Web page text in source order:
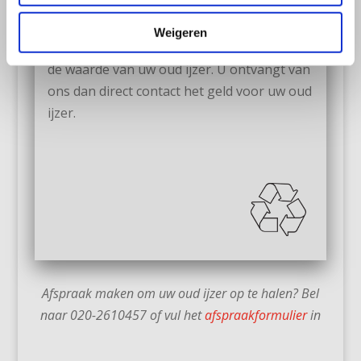
Weigeren
Contact afrekenen
Bij het afhalen van uw oud ijzer bepalen we
de waarde van uw oud ijzer. U ontvangt van
ons dan direct contact het geld voor uw oud
ijzer.
Afspraak maken om uw oud ijzer op te halen? Bel
naar 020-2610457 of vul hetafspraakformulierin